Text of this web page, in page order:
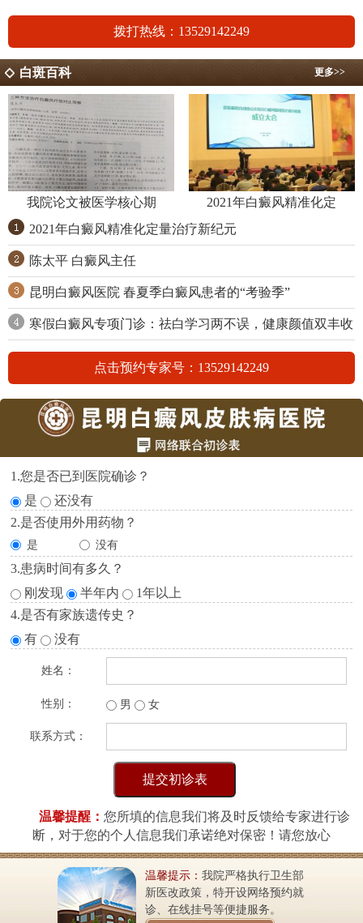
拨打热线：13529142249
更多>>
白斑百科
我院论文被医学核心期
2021年白癜风精准化定
2021年白癜风精准化定量治疗新纪元
陈太平 白癜风主任
昆明白癜风医院 春夏季白癜风患者的“考验季”
寒假白癜风专项门诊：祛白学习两不误，健康颜值双丰收
点击预约专家号：13529142249
1.您是否已到医院确诊？
是
还没有
2.是否使用外用药物？
是 没有
3.患病时间有多久？
刚发现
半年内
1年以上
4.是否有家族遗传史？
有
没有
姓名：
性别： 男 女
联系方式：
温馨提醒： 您所填的信息我们将及时反馈给专家进行诊
断，对于您的个人信息我们承诺绝对保密！请您放心
温馨提示： 我院严格执行卫生部
新医改政策，特开设网络预约就
诊、在线挂号等便捷服务。